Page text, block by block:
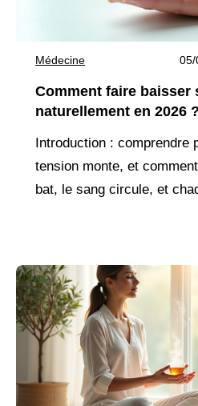
Médecine 05/
Comment faire baisser
naturellement en 2026 ?
Introduction : comprendre
tension monte, et
bat, le sang circule, et